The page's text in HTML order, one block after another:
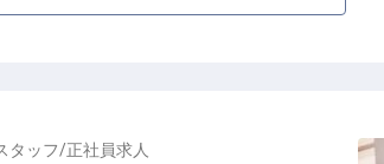
タッフ/正社員求人